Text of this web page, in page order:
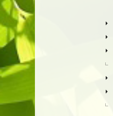
►
►
►
►
►